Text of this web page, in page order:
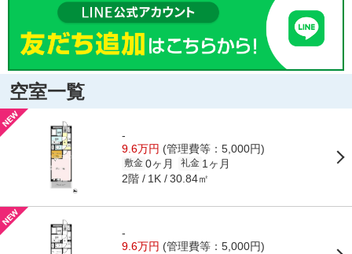
空室一覧
-
9.6万円 (管理費等：5,000円)
敷金 0ヶ月 礼金 1ヶ月
2階 1K 30.84㎡
-
9.6万円 (管理費等：5,000円)